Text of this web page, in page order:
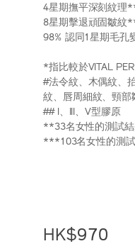
4星期撫平深刻紋理
8星期擊退頑固皺紋
98% 認同1星期毛
*指比較於VITAL
#法令紋、木偶紋、
紋、唇周細紋、頸部
## I、III、V型膠原
**33名女性的測試
***103名女性的測
a%2B-
HK$970